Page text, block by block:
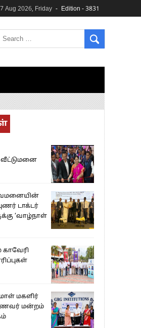
Aug 2026, Friday Edition - 3831
வீட்டுமனை
டாக்டர்
‘வாழ்நாள்
மகளிர்
மன்றம்